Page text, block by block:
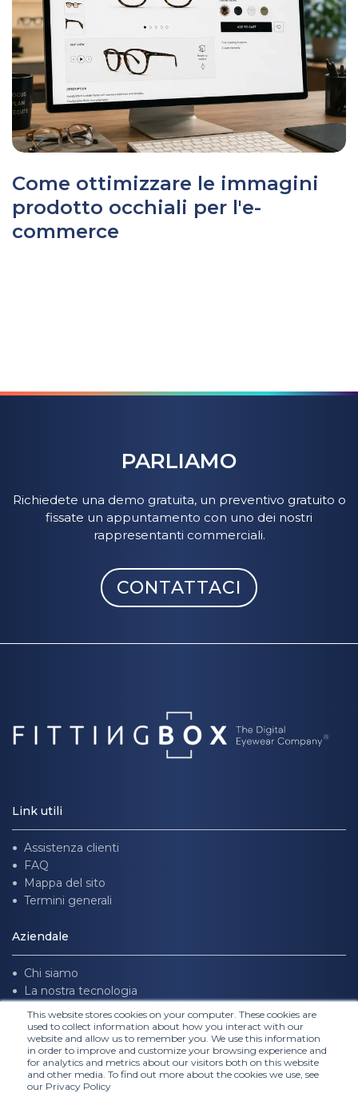
This website stores cookies on your computer. These cookies are
used to collect information about how you interact with our
website and allow us to remember you. We use this information
in order to improve and customize your browsing experience and
for analytics and metrics about our visitors both on this website
and other media. To find out more about the cookies we use, see
our Privacy Policy
Come ottimizzare le immagini
prodotto occhiali per l'e-
commerce
PARLIAMO
Richiedete una demo gratuita, un preventivo gratuito o
fissate un appuntamento con uno dei nostri
rappresentanti commerciali.
CONTATTACI
Link utili
Assistenza clienti
FAQ
Mappa del sito
Termini generali
Aziendale
Chi siamo
La nostra tecnologia
Unisciti a noi
Seguici